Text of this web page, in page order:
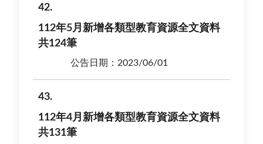
42
112年5月新增各類型教育資源全文資料
共124筆
公告日期：2023/06/01
43
112年4月新增各類型教育資源全文資料
共131筆